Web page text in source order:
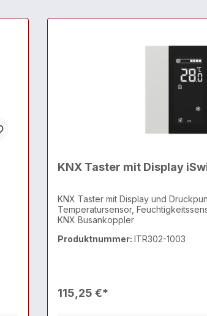
KNX Taster mit Display
KNX Taster mit Display und
Temperatursensor,
KNX Busankoppler
Produktnummer: ITR302-1003
115,25 €*